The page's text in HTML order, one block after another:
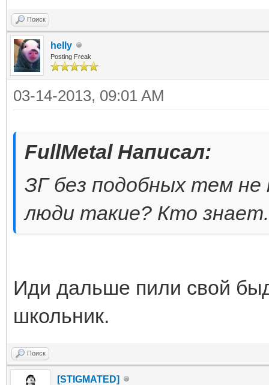
Поиск
helly
Posting Freak
03-14-2013, 09:01 AM
FullMetal Написал:
ЗГ без подобных тем
люди такие? Кто
Иди дальше пили свой
школьник.
Поиск
[STIGMATED]